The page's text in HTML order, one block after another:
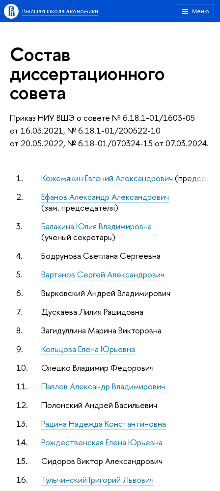
Меню
Высшая школа экономики
Состав
диссертационного
совета
Приказ НИУ ВШЭ о совете № 6.18.1-01/1603-05
от 16.03.2021, № 6.18.1-01/200522-10
от 20.05.2022, № 6.18-01/070324-15 от 07.03.2024.
1. Кожемякин Евгений Александрович
2.
Ефанов Александр Александрович
(зам. председателя)
3.
Балакина Юлия Владимировна
(ученый секретарь)
4.
Бодрунова Светлана Сергеевна
5.
Вартанов Сергей Александрович
6.
Вырковский Андрей Владимирович
7.
Дускаева Лилия Рашидовна
8.
Загидуллина Марина Викторовна
9.
Кольцова Елена Юрьевна
10.
Олешко Владимир Фёдорович
11.
Павлов Александр Владимирович
12.
Полонский Андрей Васильевич
13.
Радина Надежда Константиновна
14.
Рождественская Елена Юрьевна
15.
Сидоров Виктор Александрович
16.
Тульчинский Григорий Львович